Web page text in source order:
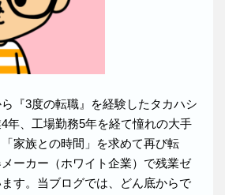
『3度の転職』を経験したタカハシ
年、工場勤務5年を経て憧れの大手
家族との時間」を求めて再び転
ーカー（ホワイト企業）で残業ゼ
す。当ブログでは、どん底からで